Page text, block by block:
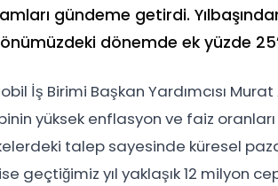
gündeme getirdi.
önümüzdeki dönemde ek yüzde
İş Birimi Başkan Yardımcısı
yüksek enflasyon ve faiz oranları
talep sayesinde küresel
geçtiğimiz yıl yaklaşık 12 milyon